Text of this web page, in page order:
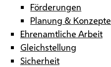
Förderungen
Planung & Konzepte
Ehrenamtliche Arbeit
Gleichstellung
Sicherheit